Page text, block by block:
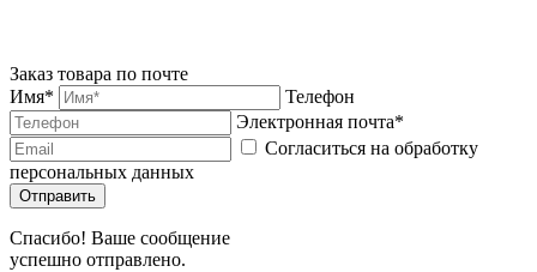
Заказ товара по почте
Имя*
Телефон
Электронная почта*
Согласиться на обработку
персональных данных
Отправить
Спасибо! Ваше сообщение
успешно отправлено.